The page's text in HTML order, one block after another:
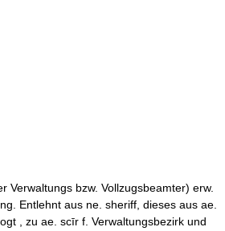
Verwaltungs bzw. Vollzugsbeamter) erw.
Entlehnt aus ne. sheriff, dieses aus ae.
, zu ae. scīr f. Verwaltungsbezirk und